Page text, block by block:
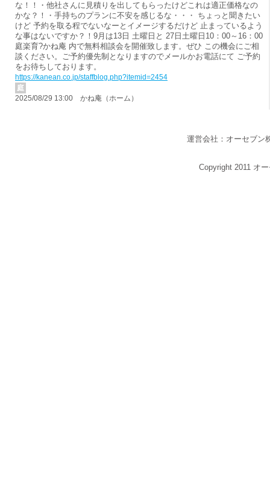
な！！・他社さんに見積りを出してもらったけどこれは適正価格なの
かな？！・手持ちのプランに不安を感じるな・・・ ちょっと聞きたい
けど 予約を取る程でないなーとイメージするだけど 止まっているよう
な事はないですか？！9月は13日 土曜日と 27日土曜日10：00～16：00
庭楽育?かね庵 内で無料相談会を開催致します。ぜひ この機会にご相
談ください。ご予約優先制となりますのでメールかお電話にて ご予約
をお待ちしております。
https://kanean.co.jp/staffblog.php?itemid=2454
庭
2025/08/29 13:00 かね庵（ホーム）
運営会社：オーセブン
Copyright 2011 オ